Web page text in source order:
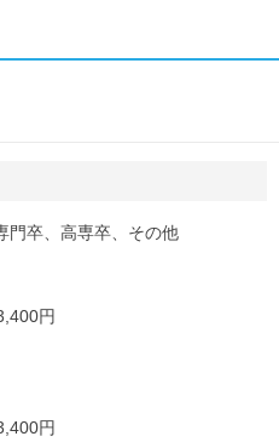
門卒、高専卒、その他
円
円